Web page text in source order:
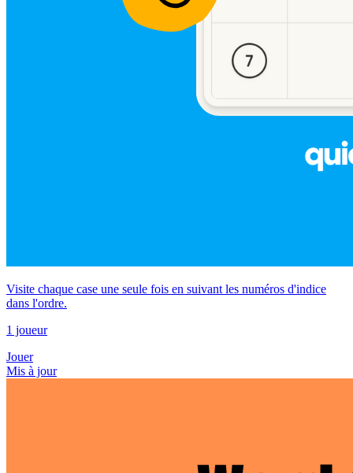
Visite chaque case une seule fois en suivant les numéros d'indice
dans l'ordre.
1 joueur
Jouer
Mis à jour